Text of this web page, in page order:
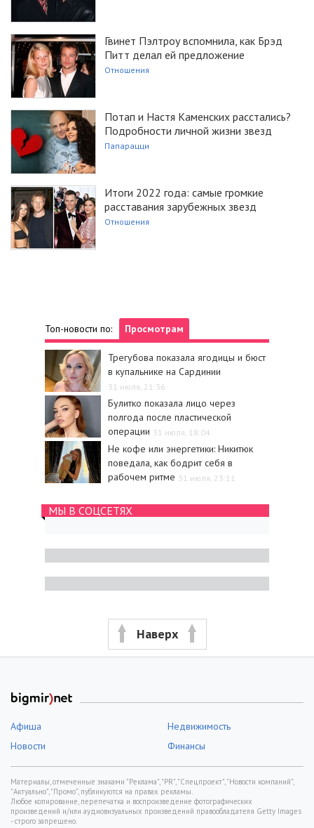
Гвинет Пэлтроу вспомнила, как Брэд
Питт делал ей предложение
Отношения
Потап и Настя Каменских расстались?
Подробности личной жизни звезд
Папарацци
Итоги 2022 года: самые громкие
расставания зарубежных звезд
Отношения
Топ-новости по: Просмотрам
Трегубова показала ягодицы и бюст
в купальнике на Сардинии
31 июля, 21:36
Булитко показала лицо через
полгода после пластической
операции 31 июля, 18:04
Не кофе или энергетики: Никитюк
поведала, как бодрит себя в
рабочем ритме 31 июля, 23:11
МЫ В СОЦСЕТЯХ
Наверх
Афиша
Недвижимость
Новости
Финансы
Материалы, отмеченные знаками "Реклама", "PR", "Спецпроект", "Новости компаний",
"Актуально", "Промо", публикуются на правах рекламы.
Любое копирование, перепечатка и воспроизведение фотографических
произведений и/или аудиовизуальных произведений правообладателя Getty Images
- строго запрещено.